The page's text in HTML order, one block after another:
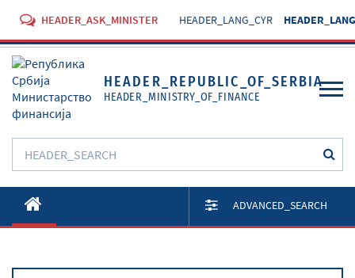
HEADER_ASK_MINISTER HEADER_LANG_CYR
HEADER_REPUBLIC_OF_SERBIA
HEADER_MINISTRY_OF_FINANCE
O Ministarstvu
Aktivnosti
ADVANCED_SEARCH